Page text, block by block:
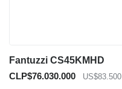
Fantuzzi CS45KMHD
CLP$76.030.000
US$83.500